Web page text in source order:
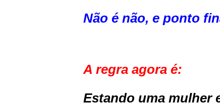
Não é não, e ponto
A regra agora é:
Estando uma mulher